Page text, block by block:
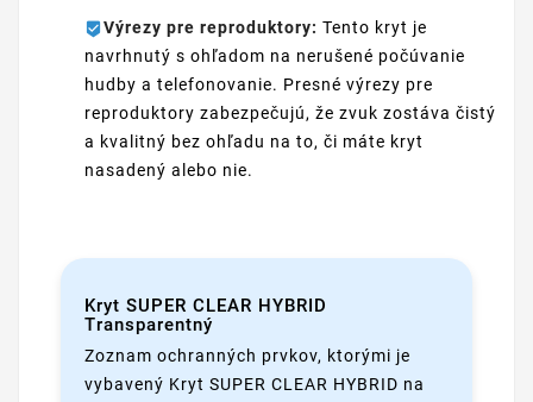
Výrezy pre reproduktory: Tento kryt je
navrhnutý s ohľadom na nerušené počúvanie
hudby a telefonovanie. Presné výrezy pre
reproduktory zabezpečujú, že zvuk zostáva čistý
a kvalitný bez ohľadu na to, či máte kryt
nasadený alebo nie.
Kryt SUPER CLEAR HYBRID
Transparentný
Zoznam ochranných prvkov, ktorými je
vybavený Kryt SUPER CLEAR HYBRID na